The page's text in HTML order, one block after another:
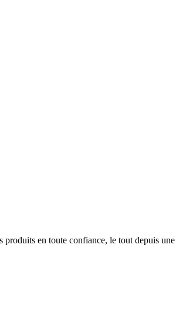
en toute confiance, le tout depuis une